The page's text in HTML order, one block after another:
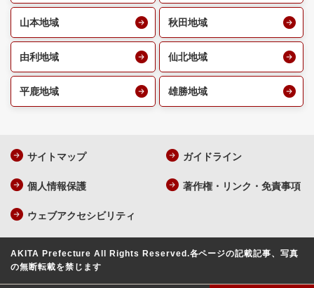
山本地域 秋田地域
由利地域 仙北地域
平鹿地域 雄勝地域
サイトマップ ガイドライン
個人情報保護 著作権・リンク・免責事項
ウェブアクセシビリティ
AKITA Prefecture All Rights Reserved.各ページの記載記事、写真
の無断転載を禁じます